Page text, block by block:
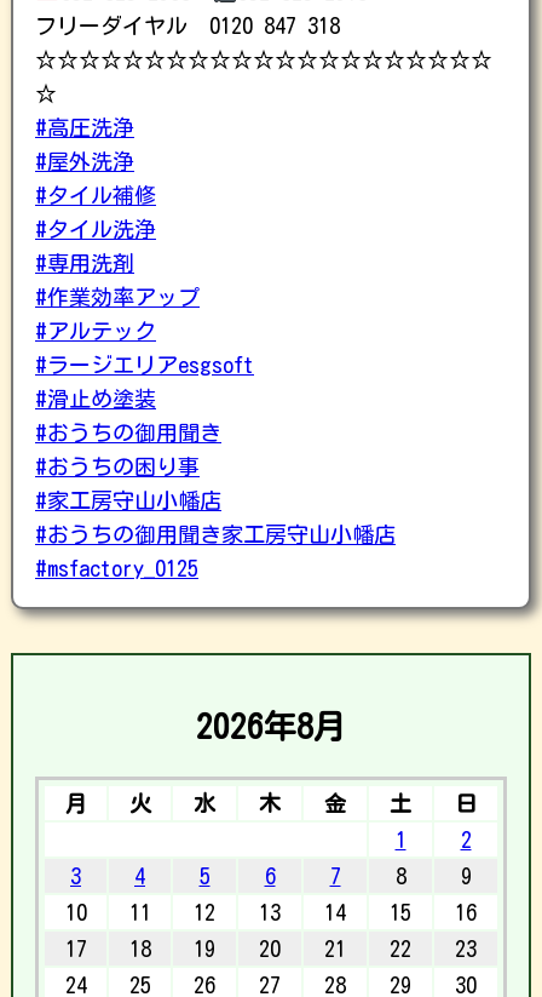
フリーダイヤル 0120 847 318
☆☆☆☆☆☆☆☆☆☆☆☆☆☆☆☆☆☆☆☆☆
☆
#高圧洗浄
#屋外洗浄
#タイル補修
#タイル洗浄
#専用洗剤
#作業効率アップ
#アルテック
#ラージエリアesgsoft
#滑止め塗装
#おうちの御用聞き
#おうちの困り事
#家工房守山小幡店
#おうちの御用聞き家工房守山小幡店
#msfactory_0125
2026年8月
月 火 水 木 金 土
日
1
2
3
4 5 6 7 8
9
10
11 12 13 14 15
16
17
18 19 20 21 22
23
24
25 26 27 28 29
30